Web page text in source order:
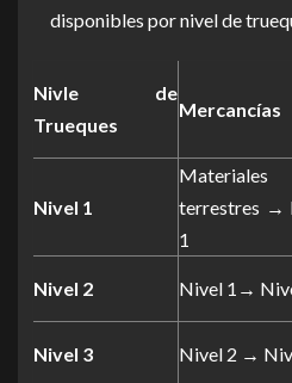
disponibles por nivel de
Nivle de
Trueques
Mercancías
Nivel 1
Materiales
terrestres →
1
Nivel 2 Nivel 1→
Nivel 3 Nivel 2 →